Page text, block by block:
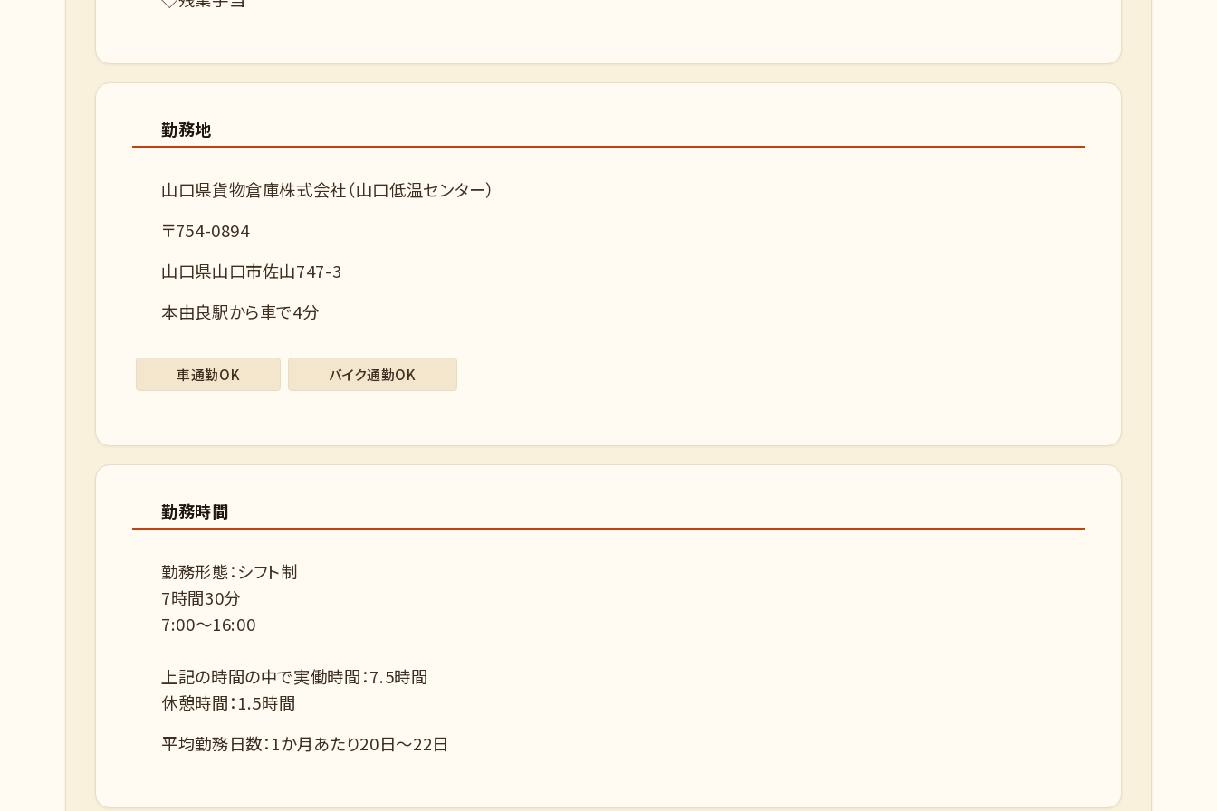
勤務地
山口県貨物倉庫株式会社（山口低温センター）
〒754-0894
山口県山口市佐山747-3
本由良駅から車で4分
車通勤OK バイク通勤OK
勤務時間
勤務形態：シフト制
7時間30分
7:00～16:00
上記の時間の中で実働時間：7.5時間
休憩時間：1.5時間
平均勤務日数：1か月あたり20日～22日